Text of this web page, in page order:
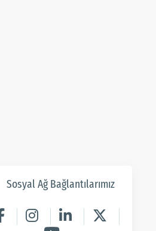
Sosyal Ağ Bağlantılarımız